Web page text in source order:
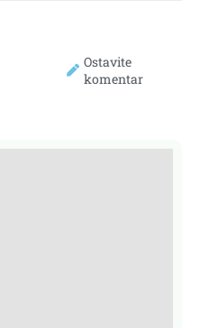
Ostavite
komentar